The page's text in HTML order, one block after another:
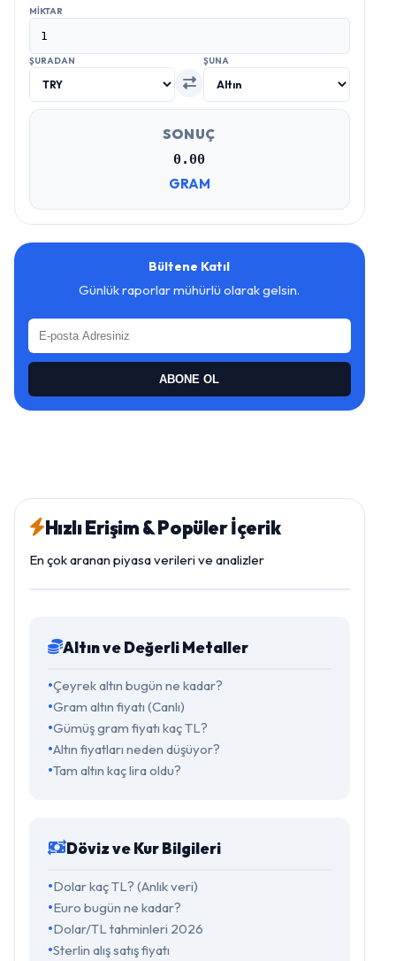
MIKTAR
ŞURADAN ŞUNA
SONUÇ
0.00
GRAM
Bültene Katıl
Günlük raporlar mühürlü olarak gelsin.
ABONE OL
Hızlı Erişim & Popüler İçerik
En çok aranan piyasa verileri ve analizler
Altın ve Değerli Metaller
Çeyrek altın bugün ne kadar?
Gram altın fiyatı (Canlı)
Gümüş gram fiyatı kaç TL?
Altın fiyatları neden düşüyor?
Tam altın kaç lira oldu?
Döviz ve Kur Bilgileri
Dolar kaç TL? (Anlık veri)
Euro bugün ne kadar?
Dolar/TL tahminleri 2026
Sterlin alış satış fiyatı